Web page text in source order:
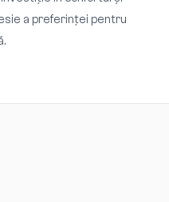
a preferinței pentru